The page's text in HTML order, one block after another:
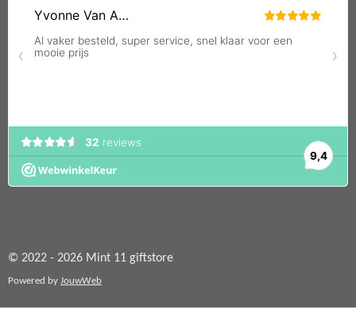
© 2022 - 2026 Mint 11 giftstore
Powered by JouwWeb